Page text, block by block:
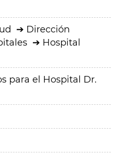
Dirección
Hospital
para el Hospital Dr.